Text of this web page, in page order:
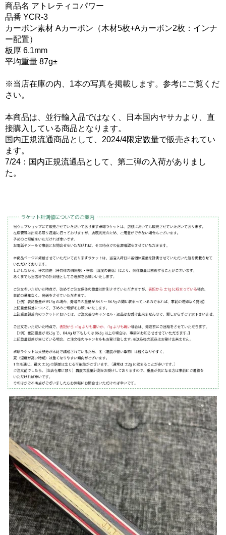
商品名 アトレティコパワー
品番 YCR-3
カーボン素材 Aカーボン（木材5枚+Aカーボン2枚：インナ
ー配置）
板厚 6.1mm
平均重量 87g±
※当店在庫の内、1本の写真を掲載します。参考にご覧くだ
さい。
本商品は、並行輸入品ではなく、日本国内ヤサカより、直
接購入している商品となります。
国内正規流通商品として、2024/4限定数量で販売されてい
ます。
7/24：国内正規流通品として、第二弾の入荷がありまし
た。